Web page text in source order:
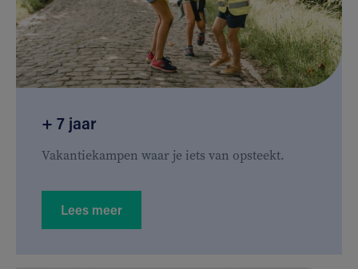
+ 7 jaar
Vakantiekampen waar je iets van opsteekt.
Lees meer